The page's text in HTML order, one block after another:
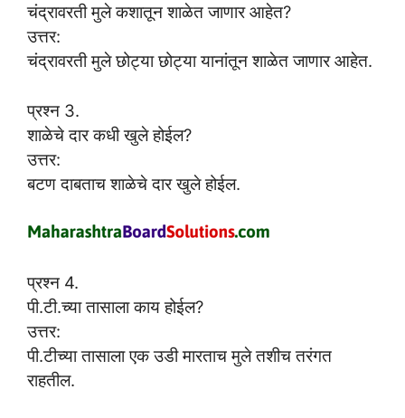
चंद्रावरती मुले कशातून शाळेत जाणार आहेत?
उत्तर:
चंद्रावरती मुले छोट्या छोट्या यानांतून शाळेत जाणार आहेत.
प्रश्न 3.
शाळेचे दार कधी खुले होईल?
उत्तर:
बटण दाबताच शाळेचे दार खुले होईल.
प्रश्न 4.
पी.टी.च्या तासाला काय होईल?
उत्तर:
पी.टीच्या तासाला एक उडी मारताच मुले तशीच तरंगत
राहतील.